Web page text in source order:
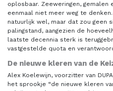
oplosbaar. Zeeweringen,
eenmaal niet meer weg te
natuurlijk wel, maar dat zou geen
palingstand, aangezien de
laatste decennia sterk is
vastgestelde quota en
De nieuwe kleren van de
Alex Koelewijn, voorzitter van
het sprookje “de nieuwe kleren